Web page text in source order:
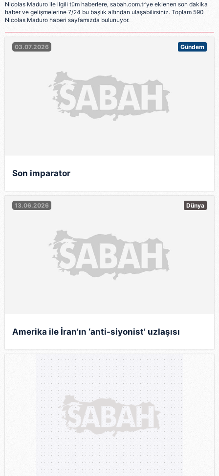
Nicolas Maduro ile ilgili tüm haberlere, sabah.com.tr’ye eklenen son dakika
haber ve gelişmelerine 7/24 bu başlık altından ulaşabilirsiniz. Toplam 590
Nicolas Maduro haberi sayfamızda bulunuyor.
03.07.2026 Gündem
Son imparator
13.06.2026 Dünya
Amerika ile İran’ın ‘anti-siyonist’ uzlaşısı